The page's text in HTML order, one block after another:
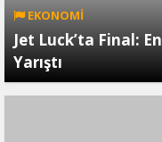
EKONOMİ
Jet Luck’ta Final:
Yarıştı